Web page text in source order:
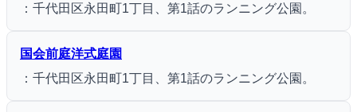
：千代田区永田町1丁目、第1話のランニング公園。
国会前庭洋式庭園
：千代田区永田町1丁目、第1話のランニング公園。